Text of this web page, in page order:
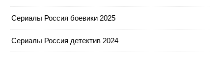
Сериалы Россия боевики 2025
Сериалы Россия детектив 2024